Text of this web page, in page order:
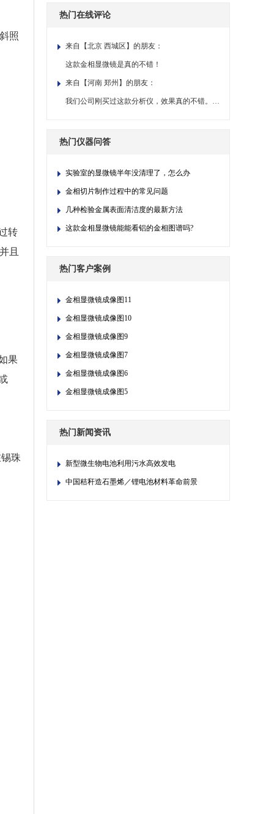
照
转
且
果
珠
热门在线评论
来自【北京 西城区】的朋友：
这款金相显微镜是真的不错！
来自【河南 郑州】的朋友：
我们公司刚买过这款分析仪，效果真的不错。点赞一下！
热门仪器问答
实验室的显微镜半年没清理了，怎么办
金相切片制作过程中的常见问题
几种检验金属表面清洁度的最新方法
这款金相显微镜能能看铝的金相图谱吗?
热门客户案例
金相显微镜成像图11
金相显微镜成像图10
金相显微镜成像图9
金相显微镜成像图7
金相显微镜成像图6
金相显微镜成像图5
热门新闻资讯
新型微生物电池利用污水高效发电
中国秸秆造石墨烯／锂电池材料革命前景